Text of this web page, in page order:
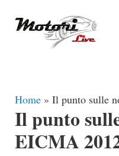
Home » Il punto sulle
Il punto
EICMA